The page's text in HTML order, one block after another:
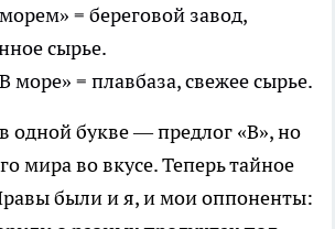
= береговой завод,
сырье.
море» = плавбаза, свежее сырье.
одной букве — предлог «В», но
мира во вкусе. Теперь тайное
были и я, и мои оппоненты: